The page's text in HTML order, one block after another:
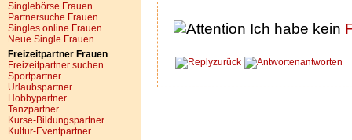
Singlebörse Frauen
Partnersuche Frauen
Singles online Frauen
Neue Single Frauen
Freizeitpartner Frauen
Freizeitpartner suchen
Sportpartner
Urlaubspartner
Hobbypartner
Tanzpartner
Kurse-Bildungspartner
Kultur-Eventpartner
Ich habe kein
zurück antworten